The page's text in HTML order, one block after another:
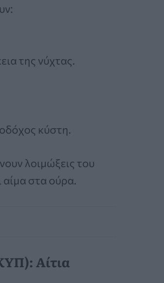
της νύχτας.
κύστη.
λοιμώξεις του
στα ούρα.
Αίτια